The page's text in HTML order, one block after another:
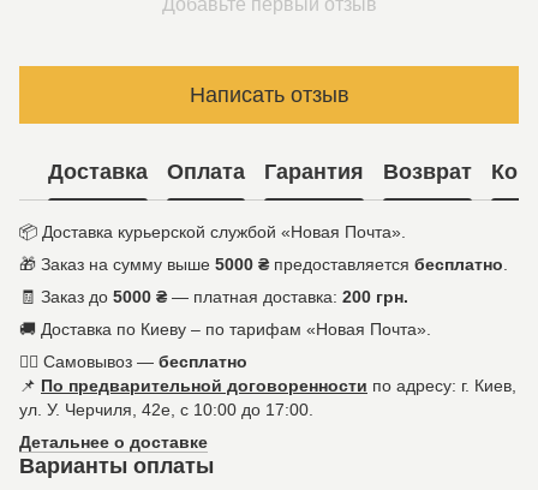
Добавьте первый отзыв
Написать отзыв
Доставка Оплата Гарантия Возврат
📦 Доставка курьерской службой «Новая Почта».
🎁 Заказ на сумму выше 5000 ₴ предоставляется бесплатно.
🧾 Заказ до 5000 ₴ — платная доставка: 200 грн.
🚚 Доставка по Киеву – по тарифам «Новая Почта».
🚶‍♀️ Самовывоз — бесплатно
📌 По предварительной договоренности по адресу: г. Киев,
ул. У. Черчиля, 42е, с 10:00 до 17:00.
Детальнее о доставке
Варианты оплаты